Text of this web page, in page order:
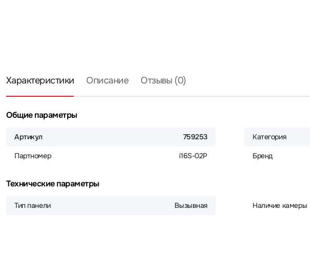
Характеристики Описание Отзывы (0)
Общие параметры
Артикул 759253
Партномер i16S-02P
Категория
Бренд
Технические параметры
Тип панели Вызывная Наличие камеры